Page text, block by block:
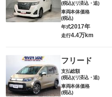
(税込)(リ済込・追)
車両本体価格
(税込)
年式2017年
走行4.4万km
フリード
支払総額
(税込)(リ済込・追)
車両本体価格
(税込)